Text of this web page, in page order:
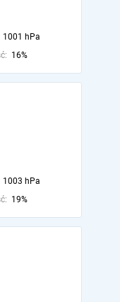
1001 hPa
16%
1003 hPa
19%